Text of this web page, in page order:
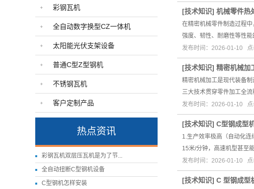
彩钢瓦机
全自动数字换型CZ一体机
太阳能光伏支架设备
普通C型Z型钢机
不锈钢瓦机
客户定制产品
热点资讯
彩钢瓦机双层压瓦机是为了节...
全自动扭断C型钢机设备
C型钢机怎样安装
[技术知识] 机械零件热
在精密机械零件制造过程
强度、韧性、耐磨性等性
发布时间：2026-01-10 点
[技术知识] 精密机械加
精密机械加工是现代装备
三大技术贯穿零件加工全
发布时间：2026-01-10 点
[技术知识] C型钢成型
1.生产效率极高（自动化
15米/分钟，高速机型甚至
发布时间：2026-01-10 点
[技术知识] C 型钢成型